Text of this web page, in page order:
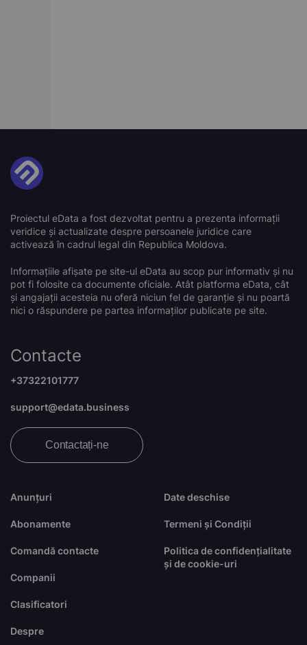
Proiectul eData a fost dezvoltat pentru a prezenta informații
veridice și actualizate despre persoanele juridice care
activează în cadrul legal din Republica Moldova.
Informațiile afișate pe site-ul eData au scop pur informativ și nu
pot fi folosite ca documente oficiale. Atât platforma eData, cât
și angajații acesteia nu oferă niciun fel de garanție și nu poartă
nici o răspundere pe partea informaților publicate pe site.
Anunțuri
Abonamente
Comandă contacte
Companii
Clasificatori
Despre
Date deschise
Termeni și Condiții
Politica de confidențialitate
și de cookie-uri
Contacte
+37322101777
support@edata.business
Contactați-ne